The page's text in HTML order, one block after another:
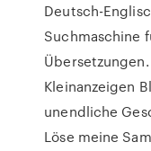
Deutsch-
Suchmaschine
Kleinanzeigen
unendliche
Löse meine